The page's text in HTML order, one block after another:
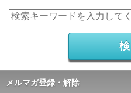
メルマガ登録・解除